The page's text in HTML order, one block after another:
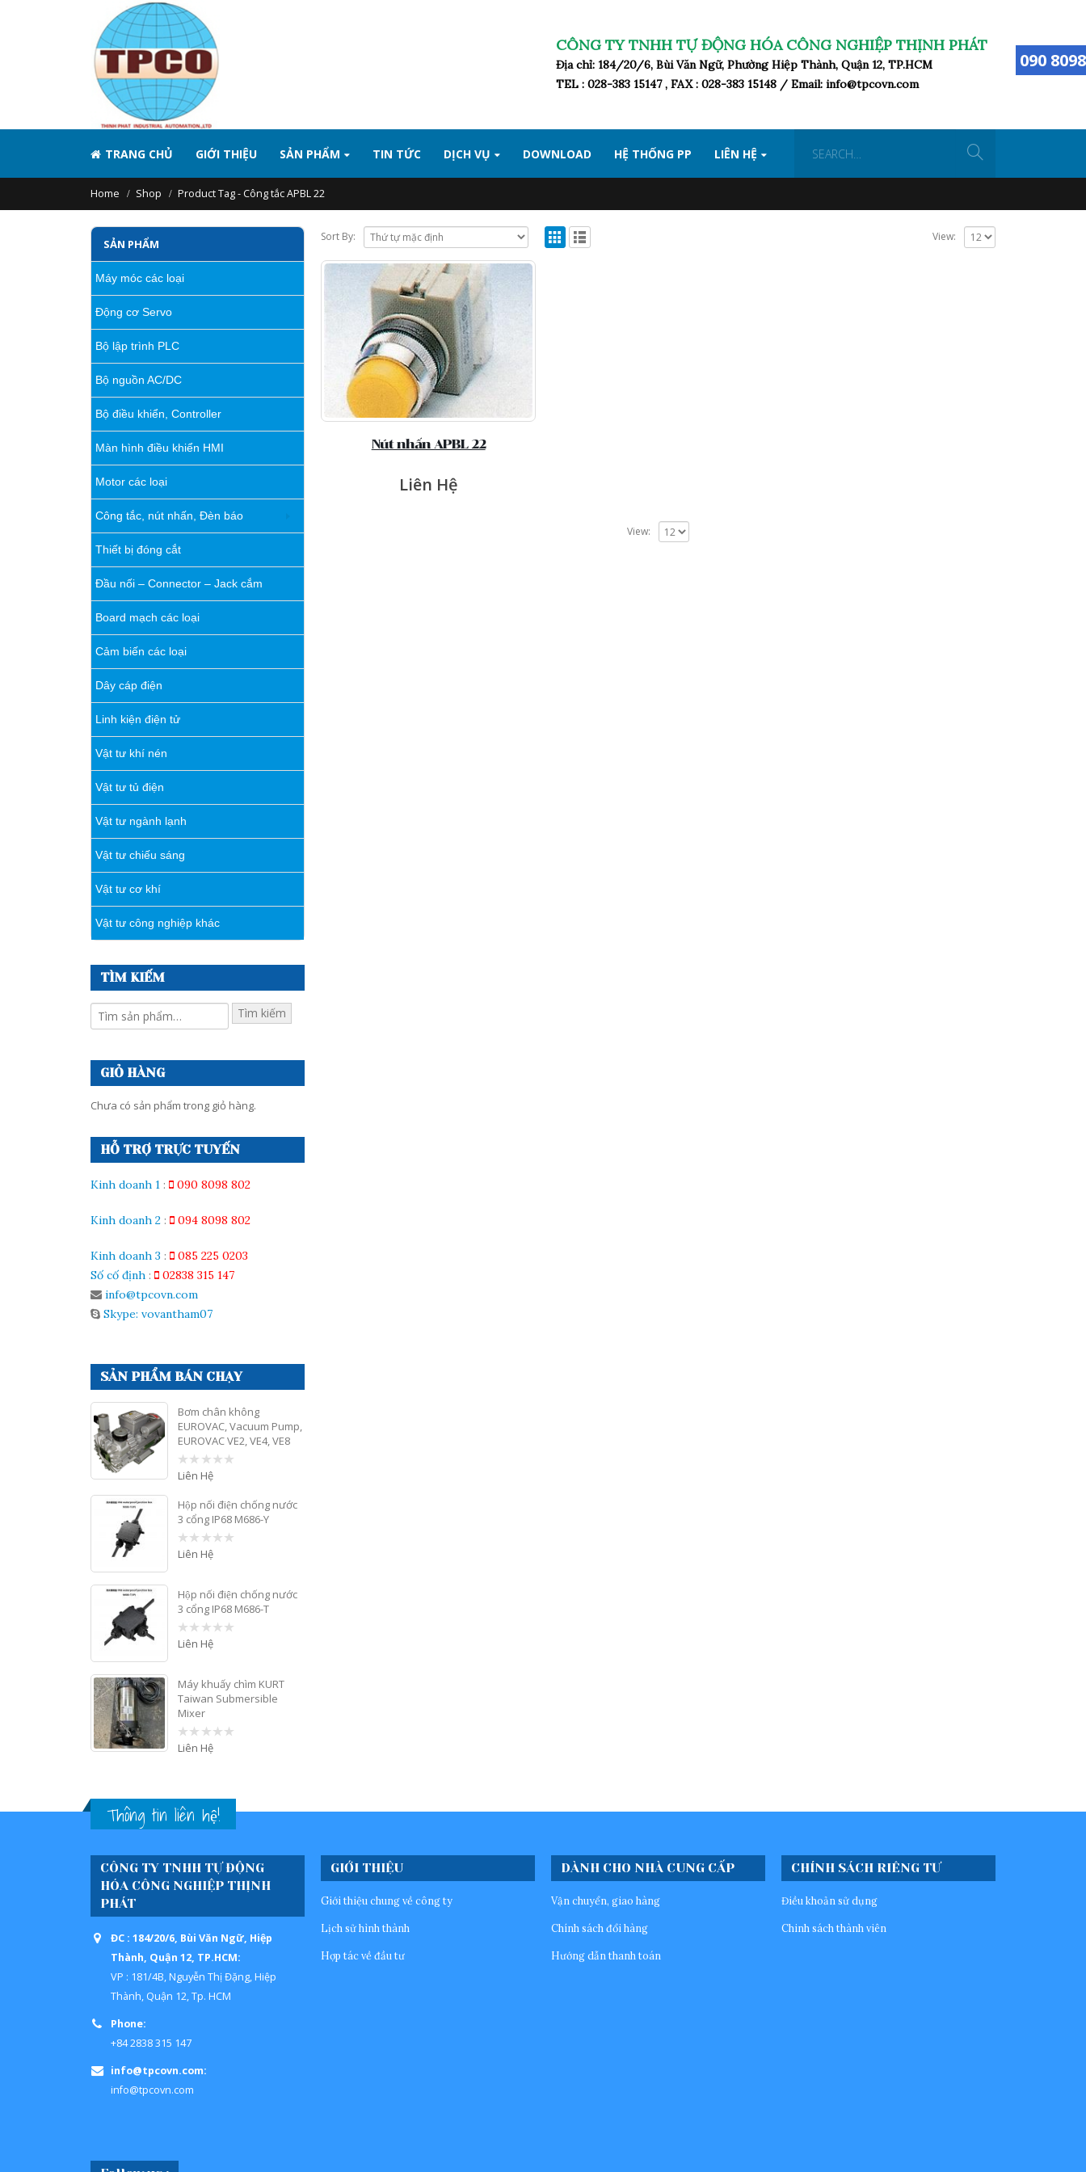
CÔNG TY TNHH TỰ ĐỘNG HÓA CÔNG NGHIỆP THỊNH PHÁT
Địa chỉ: 184/20/6, Bùi Văn Ngữ, Phường Hiệp Thành, Quận 12, TP.HCM
TEL : 028-383 15147 , FAX : 028-383 15148 / Email: info@tpcovn.com
090
TRANG CHỦ GIỚI THIỆU SẢN PHẨM TIN TỨC DỊCH VỤ DOWNLOAD HỆ THỐNG PP LIÊN HỆ
Home Shop Product Tag -Công tắc APBL 22
Sort By: View:
Nút nhấn APBL 22
Liên Hệ
View:
SẢN PHẨM
Máy móc các loại
Động cơ Servo
Bộ lập trình PLC
Bộ nguồn AC/DC
Bộ điều khiển, Controller
Màn hình điều khiển HMI
Motor các loại
Công tắc, nút nhấn, Đèn báo
Thiết bị đóng cắt
Đầu nối – Connector – Jack cắm
Board mạch các loại
Cảm biến các loại
Dây cáp điện
Linh kiện điện tử
Vật tư khí nén
Vật tư tủ điện
Vật tư ngành lạnh
Vật tư chiếu sáng
Vật tư cơ khí
Vật tư công nghiệp khác
TÌM KIẾM
Tìm kiếm
GIỎ HÀNG
Chưa có sản phẩm trong giỏ hàng.
HỖ TRỢ TRỰC TUYẾN
Kinh doanh 1 : 090 8098 802
Kinh doanh 2 : 094 8098 802
Kinh doanh 3 :
085 225 0203
Số cố định :
02838 315 147
info@tpcovn.com
Skype: vovantham07
SẢN PHẨM BÁN CHẠY
Bơm chân không
EUROVAC, Vacuum Pump,
EUROVAC VE2, VE4, VE8
0
5
Liên Hệ
Hộp nối điện chống nước
3 cổng IP68 M686-Y
0
Liên Hệ
Hộp nối điện chống nước
3 cổng IP68 M686-T
0
Liên Hệ
Máy khuấy chìm KURT
Taiwan Submersible
Mixer
0
Liên Hệ
Thông tin liên hệ!
CÔNG TY TNHH TỰ ĐỘNG
HÓA CÔNG NGHIỆP THỊNH
PHÁT
ĐC : 184/20/6, Bùi Văn Ngữ, Hiệp
Thành, Quận 12, TP.HCM:
VP : 181/4B, Nguyễn Thị Đặng, Hiệp
Thành, Quận 12, Tp. HCM
Phone:
+84 2838 315 147
info@tpcovn.com:
info@tpcovn.com
GIỚI THIỆU
Giới thiệu chung về công ty
Lịch sử hình thành
Hợp tác về đầu tư
DÀNH CHO NHÀ CUNG CẤP
Vận chuyển, giao hàng
Chính sách đổi hàng
Hướng dẫn thanh toán
CHÍNH SÁCH RIÊNG TƯ
Điều khoản sử dụng
Chinh sách thành viên